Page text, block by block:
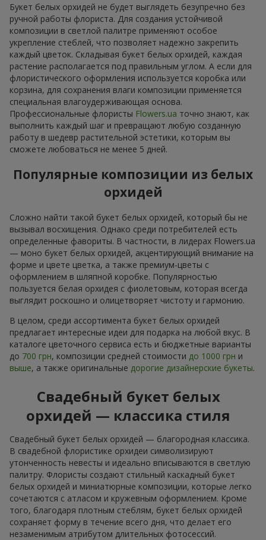
Букет белых орхидей не будет выглядеть безупречно без
ручной работы флориста. Для создания устойчивой
композиции в светлой палитре применяют особое
укрепление стеблей, что позволяет надежно закрепить
каждый цветок. Складывая букет белых орхидей, каждая
растение располагается под правильным углом. А если для
флористического оформления используется коробка или
корзина, для сохранения влаги композиции применяется
специальная влагоудерживающая основа.
Профессиональные флористы Flowers.ua точно знают, как
выполнить каждый шаг и превращают любую созданную
работу в шедевр растительной эстетики, которым вы
сможете любоваться не менее 5 дней.
Популярные композиции из белых
орхидей
Сложно найти такой букет белых орхидей, который бы не
вызывал восхищения. Однако среди потребителей есть
определенные фавориты. В частности, в лидерах Flowers.ua
— моно букет белых орхидей, акцентирующий внимание на
форме и цвете цветка, а также премиум-цветы с
оформлением в шляпной коробке. Популярностью
пользуется белая орхидея с фиолетовым, которая всегда
выглядит роскошно и олицетворяет чистоту и гармонию.
В целом, среди ассортимента букет белых орхидей
предлагает интересные идеи для подарка на любой вкус. В
каталоге цветочного сервиса есть и бюджетные варианты
до 700 грн, композиции средней стоимости до 1000 грн и
выше, а также оригинальные дорогие дизайнерские букеты.
Свадебный букет белых
орхидей — классика стиля
Свадебный букет белых орхидей — благородная классика.
В свадебной флористике орхидеи символизируют
утонченность невесты и идеально вписываются в светлую
палитру. Флористы создают стильный каскадный букет
белых орхидей и миниатюрные композиции, которые легко
сочетаются с атласом и кружевным оформлением. Кроме
того, благодаря плотным стеблям, букет белых орхидей
сохраняет форму в течение всего дня, что делает его
незаменимым атрибутом длительных фотосессий.